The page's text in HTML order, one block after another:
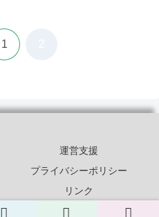
1
運営支援
プライバシーポリシー
リンク